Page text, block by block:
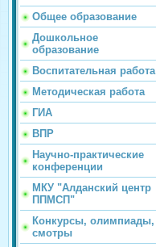
Общее образование
Дошкольное
образование
Воспитательная работа
Методическая работа
ГИА
ВПР
Научно-практические
конференции
МКУ "Алданский центр
ППМСП"
Конкурсы, олимпиады,
смотры